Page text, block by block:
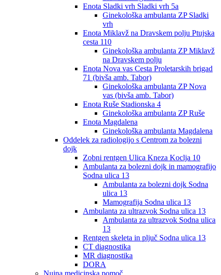
Enota Sladki vrh Sladki vrh 5a
Ginekološka ambulanta ZP Sladki
vrh
Enota Miklavž na Dravskem polju Ptujska
cesta 110
Ginekološka ambulanta ZP Miklavž
na Dravskem polju
Enota Nova vas Cesta Proletarskih brigad
71 (bivša amb. Tabor)
Ginekološka ambulanta ZP Nova
vas (bivša amb. Tabor)
Enota Ruše Stadionska 4
Ginekološka ambulanta ZP Ruše
Enota Magdalena
Ginekološka ambulanta Magdalena
Oddelek za radiologijo s Centrom za bolezni
dojk
Zobni rentgen Ulica Kneza Koclja 10
Ambulanta za bolezni dojk in mamografijo
Sodna ulica 13
Ambulanta za bolezni dojk Sodna
ulica 13
Mamografija Sodna ulica 13
Ambulanta za ultrazvok Sodna ulica 13
Ambulanta za ultrazvok Sodna ulica
13
Rentgen skeleta in pljuč Sodna ulica 13
CT diagnostika
MR diagnostika
DORA
Nujna medicinska pomoč